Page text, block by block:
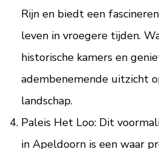
Rijn en biedt een
leven in vroegere tijden.
historische kamers en
adembenemende uitzicht
landschap.
Paleis Het Loo: Dit
in Apeldoorn is een waar